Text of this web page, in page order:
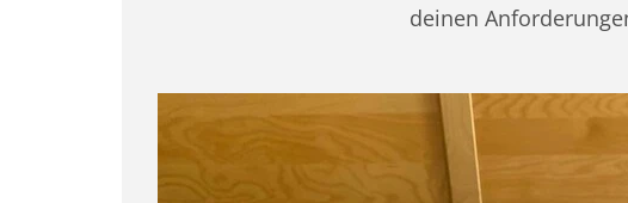
deinen